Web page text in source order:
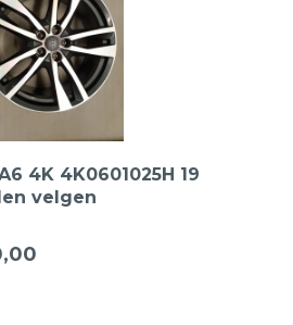
4K 4K0601025H 19
velgen